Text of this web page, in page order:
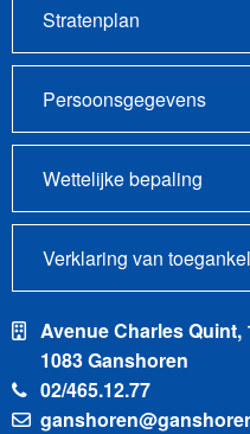
Stratenplan
Persoonsgegevens
Wettelijke bepaling
Verklaring van
Avenue Charles Quint,
1083 Ganshoren
02/465.12.77